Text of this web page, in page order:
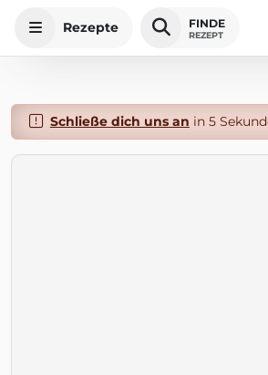
Rezepte FINDE
REZEPT
Schließe dich uns an in 5